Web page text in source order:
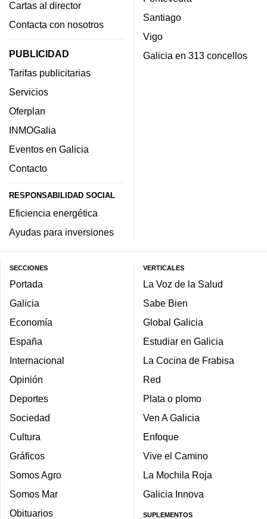
Cartas al director
Contacta con nosotros
PUBLICIDAD
Tarifas publicitarias
Servicios
Oferplan
INMOGalia
Eventos en Galicia
Contacto
RESPONSABILIDAD SOCIAL
Eficiencia energética
Ayudas para inversiones
Santiago
Vigo
Galicia en 313 concellos
SECCIONES
Portada
Galicia
Economía
España
Internacional
Opinión
Deportes
Sociedad
Cultura
Gráficos
Somos Agro
Somos Mar
Obituarios
VERTICALES
La Voz de la Salud
Sabe Bien
Global Galicia
Estudiar en Galicia
La Cocina de Frabisa
Red
Plata o plomo
Ven A Galicia
Enfoque
Vive el Camino
La Mochila Roja
Galicia Innova
SUPLEMENTOS